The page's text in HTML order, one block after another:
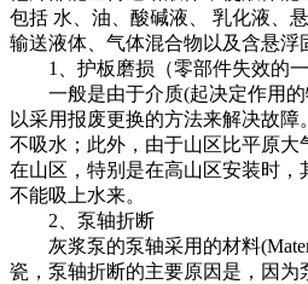
包括 水、油、酸碱液、 乳化液、
输送液体、气体混合物以及含悬浮
1、护板磨损（零部件失效的一
一般是由于介质(起决定作用的
以采用报废更换的方法来解决故障
不吸水；此外，由于山区比平原大
在山区，特别是在高山区安装时
不能吸上水来。
2、泵轴折断
灰浆泵的泵轴采用的材料
瓷，泵轴折断的主要原因是，因为